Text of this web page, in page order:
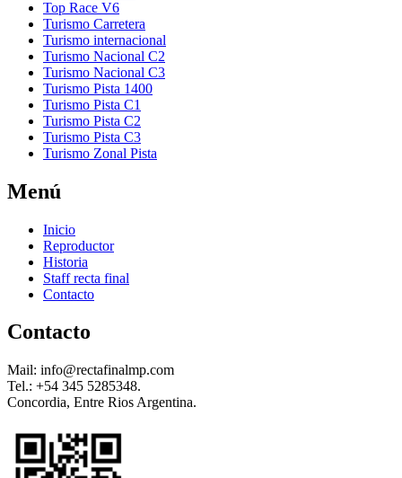
Turismo Carretera
Turismo internacional
Turismo Nacional C2
Turismo Nacional C3
Turismo Pista 1400
Turismo Pista C1
Turismo Pista C2
Turismo Pista C3
Turismo Zonal Pista
Menú
Inicio
Reproductor
Historia
Staff recta final
Contacto
Contacto
Mail: info@rectafinalmp.com
Tel.: +54 345 5285348.
Concordia, Entre Rios Argentina.